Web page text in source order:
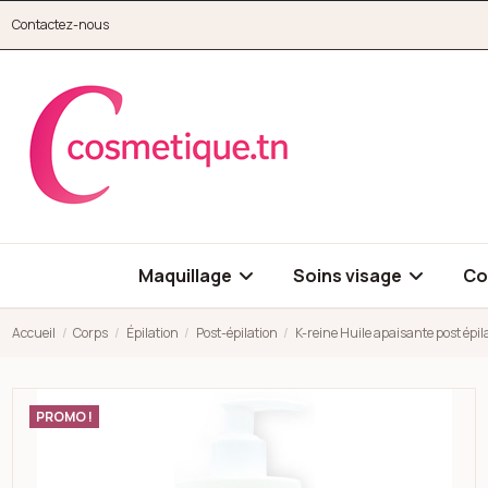
Contactez-nous
Maquillage Soins visage
Accueil Corps Épilation Post-épilation K-reine Huile apaisante post
PROMO !
Open high resolution image of K-reine Huile apaisante post